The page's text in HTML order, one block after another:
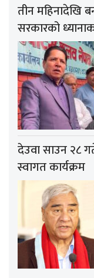
तीन महिनादेखि
सरकारको
देउवा साउन २८
स्वागत कार्यक्रम